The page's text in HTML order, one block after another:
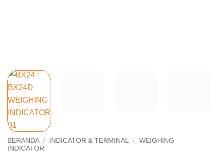
BERANDA / INDICATOR & TERMINAL / WEIGHING
INDICATOR